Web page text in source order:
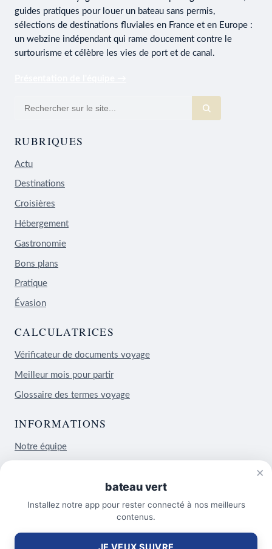
guides pratiques pour louer un bateau sans permis,
sélections de destinations fluviales en France et en Europe :
un webzine indépendant qui rame doucement contre le
surtourisme et célèbre les vies de port et de canal.
RUBRIQUES
Actu
Destinations
Croisières
Hébergement
Gastronomie
Bons plans
Pratique
Évasion
CALCULATRICES
Vérificateur de documents voyage
Meilleur mois pour partir
Glossaire des termes voyage
INFORMATIONS
Notre équipe
Sitemap
Un bon plan voyage ?
Demandez-moi !
×
bateau vert
Installez notre app pour rester connecté à nos meilleurs
contenus.